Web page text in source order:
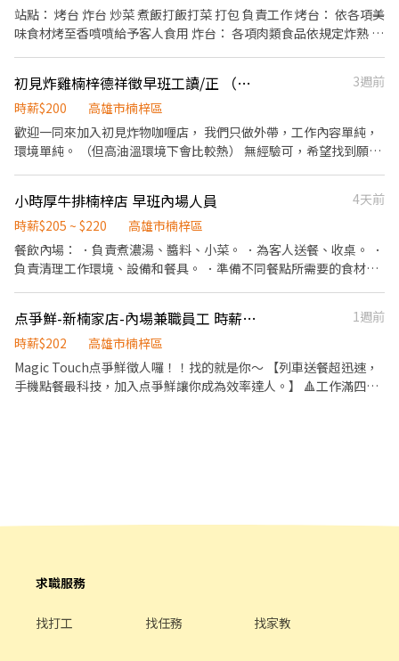
站點： 烤台 炸台 炒菜 煮飯打飯打菜 打包 負責工作 烤台： 依各項美
味食材烤至香噴噴給予客人食用 炸台： 各項肉類食品依規定炸熟 勿
飯： 洗米、泡米、煮米、洗餐盤、補餐具 打菜： 依公司規定菜量分
配、以及顧客需求客製換菜 打飯： 使用自動打飯機、客制半飯、多
飯、不飯 打包： 包裝各項便當、清點出餐 以上包含各站點下班前整
理環境
初見炸雞楠梓德祥徵早班工讀/正 （職）需輪早晚班
3週前
時薪$200
高雄市楠梓區
歡迎一同來加入初見炸物咖喱店， 我們只做外帶，工作內容單純，
環境單純。 （但高油溫環境下會比較熱） 無經驗可，希望找到願意
4天，排班制，9:30-16:00 早班工讀工作內容： 1. 顧客服務與櫃檯
作業 • 接待顧客、提供菜單並簡單介紹餐點 • 回答顧客問題、協
助點餐結帳與收銀 • 外帶訂單確認與交付 2. 餐點製作與出餐 • 協
助簡易餐點夾取與製作外帶包裝（夾取炸物、炸物撒料、咖喱裝盒
肉，會有點重量》 4. 環境整理 • 收拾桌面與保持店內整潔 • 清洗
餐具與工作器具 • 維持工作區域衛生
小時厚牛排楠梓店 早班內場人員
4天前
時薪$205 ~ $220
高雄市楠梓區
餐飲內場： ．負責煮濃湯、醬料、小菜。 ．為客人送餐、收桌。 ．
負責清理工作環境、設備和餐具。 ．準備不同餐點所需要的食材。
点爭鮮-新楠家店-內場兼職員工 時薪202
1週前
時薪$202
高雄市楠梓區
Magic Touch点爭鮮徵人囉！！找的就是你～ 【列車送餐超迅速，
手機點餐最科技，加入点爭鮮讓你成為效率達人。】 🔺工作滿四小
元票卷 💰節慶聚餐：增加員工情感，每次節慶都可聚會，每人200
30家升遷快、海外派駐工作機會。 ●休閒工作都並重 休閒活動補助
求職服務
找打工 找任務 找家教